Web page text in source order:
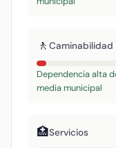
🚶 Caminabilidad
Dependencia alta
media municipal
🏥Servicios